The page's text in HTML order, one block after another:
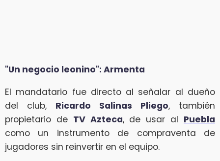
"Un negocio leonino": Armenta
El mandatario fue directo al señalar al dueño
del club, Ricardo Salinas Pliego, también
propietario de TV Azteca, de usar al Puebla
como un instrumento de compraventa de
jugadores sin reinvertir en el equipo.